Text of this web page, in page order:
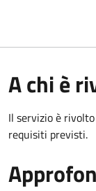
A chi è
Il servizio è
requisiti previsti.